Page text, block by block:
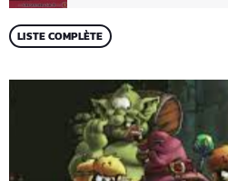
LISTE COMPLÈTE